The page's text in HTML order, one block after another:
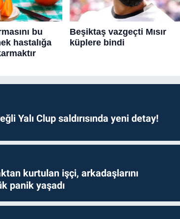
Yalı Clup saldırısında yeni detay!
kurtulan işçi, arkadaşlarını
panik yaşadı